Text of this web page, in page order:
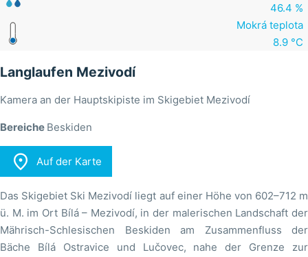
46.4 %
Mokrá teplota
8.9 °C
Langlaufen Mezivodí
Kamera an der Hauptskipiste im Skigebiet Mezivodí
Bereiche Beskiden
 Auf der Karte
Das Skigebiet Ski Mezivodí liegt auf einer Höhe von 602–712 m
ü. M. im Ort Bílá – Mezivodí, in der malerischen Landschaft der
Mährisch-Schlesischen Beskiden am Zusammenfluss der
Bäche Bílá Ostravice und Lučovec, nahe der Grenze zur